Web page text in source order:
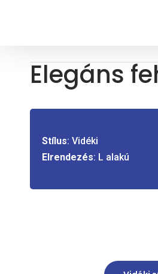
Elegáns
Stílus: Vidéki
Elrendezés: L alakú